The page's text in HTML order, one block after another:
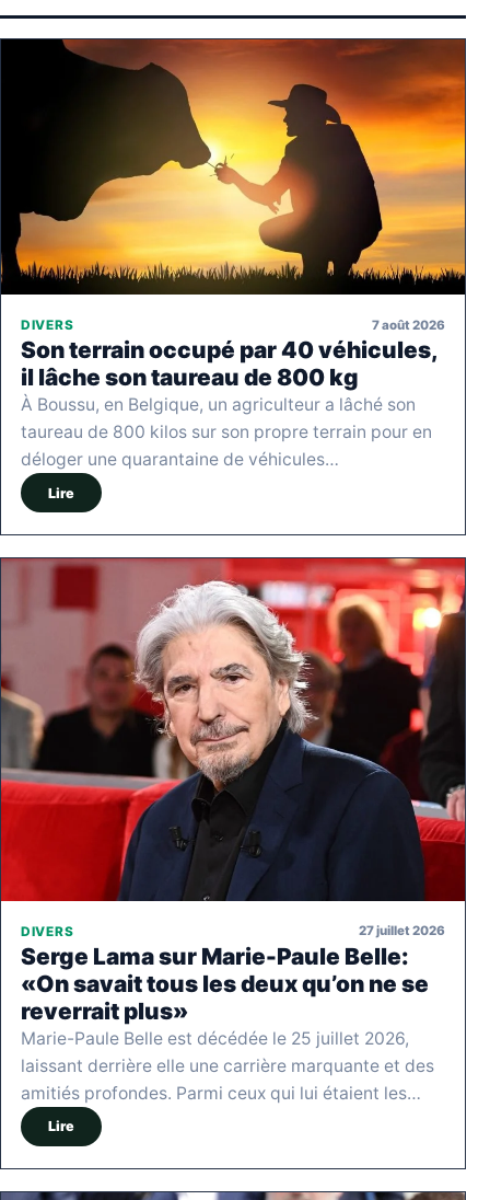
DIVERS 7 août 2026
Son terrain occupé par 40 véhicules,
il lâche son taureau de 800 kg
À Boussu, en Belgique, un agriculteur a lâché son
taureau de 800 kilos sur son propre terrain pour en
déloger une quarantaine de véhicules…
Lire
DIVERS 27 juillet 2026
Serge Lama sur Marie-Paule Belle:
«On savait tous les deux qu’on ne se
reverrait plus»
Marie-Paule Belle est décédée le 25 juillet 2026,
laissant derrière elle une carrière marquante et des
amitiés profondes. Parmi ceux qui lui étaient les…
Lire